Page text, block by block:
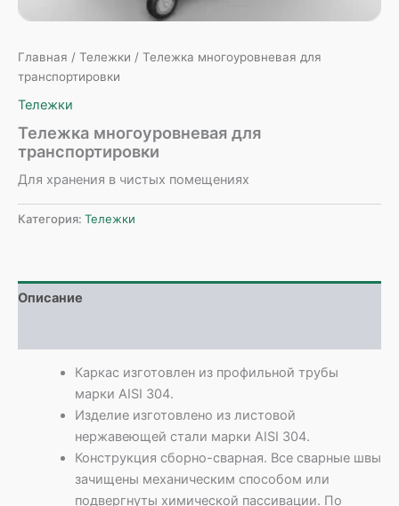
Главная / Тележки / Тележка многоуровневая для
транспортировки
Тележки
Тележка многоуровневая для
транспортировки
Для хранения в чистых помещениях
Категория: Тележки
Описание
Каркас изготовлен из профильной трубы
марки AISI 304.
Изделие изготовлено из листовой
нержавеющей стали марки AISI 304.
Конструкция сборно-сварная. Все сварные швы
зачищены механическим способом или
подвергнуты химической пассивации. По